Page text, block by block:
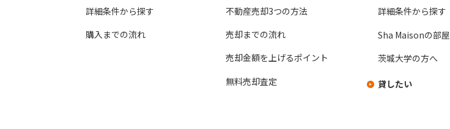
詳細条件から探す
購入までの流れ
不動産売却3つの方法
売却までの流れ
売却金額を上げるポイント
無料売却査定
詳細条件から探す
Sha Maisonの部屋
茨城大学の方へ
貸したい